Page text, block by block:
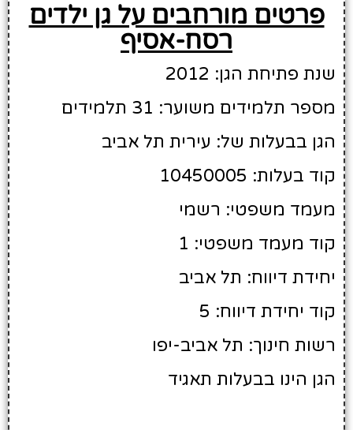
פרטים מורחבים על גן ילדים
רסח-אסיף
שנת פתיחת הגן: 2012
מספר תלמידים משוער: 31 תלמידים
הגן בבעלות של: עירית תל אביב
קוד בעלות: 10450005
מעמד משפטי: רשמי
קוד מעמד משפטי: 1
יחידת דיווח: תל אביב
קוד יחידת דיווח: 5
רשות חינוך: תל אביב-יפו
הגן הינו בבעלות תאגיד